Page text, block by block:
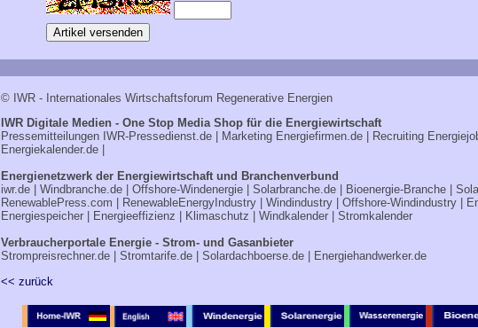
© IWR - Internationales Wirtschaftsforum Regenerative Energien
IWR Digitale Medien - One Stop Media Shop für die Energiewirtschaft
Pressemitteilungen IWR-Pressedienst.de| Marketing Energiefirmen.de| Recruiting
Energiekalender.de|
Energienetzwerk der Energiewirtschaft und Branchenverbund
iwr.de| Windbranche.de| Offshore-Windenergie| Solarbranche.de| Bioenergie-Branche|
RenewablePress.com
RenewableEnergyIndustry| Windindustry| Offshore-Windindustry |
Energiespeicher| Energieeffizienz Klimaschutz Windkalender| Stromkalender
Verbraucherportale Energie - Strom- und Gasanbieter
Strompreisrechner.de| Stromtarife.de| Solardachboerse.de|
Energiehandwerker.de
<< zurück